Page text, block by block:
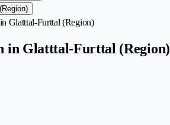
Glatttal-Furttal (Region)
in Glatttal-Furttal (Region)